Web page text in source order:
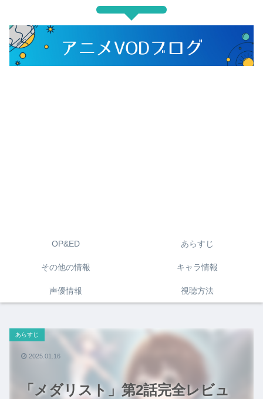
OP&ED あらすじ
その他の情報 キャラ情報
声優情報 視聴方法
「メダリスト」第2話完全レビュ
あらすじ
2025.01.16